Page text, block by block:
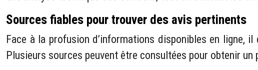
Sources fiables pour trouver des avis pertinents
Face à la profusion d’informations disponibles en ligne,
Plusieurs sources peuvent être consultées pour obtenir